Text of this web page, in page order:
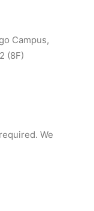
Campus,
(8F)
We